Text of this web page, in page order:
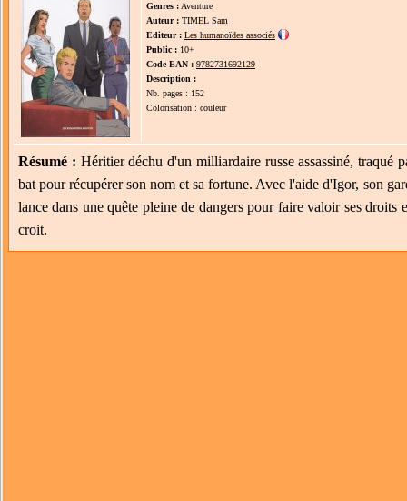
Genres : Aventure
Auteur : TIMEL Sam
Editeur : Les humanoïdes associés
Public : 10+
Code EAN : 9782731692129
Description :
Nb. pages : 152
Colorisation : couleur
Résumé : Héritier déchu d'un milliardaire russe assassiné, traqué
bat pour récupérer son nom et sa fortune. Avec l'aide d'Igor, son
lance dans une quête pleine de dangers pour faire valoir ses
croit.